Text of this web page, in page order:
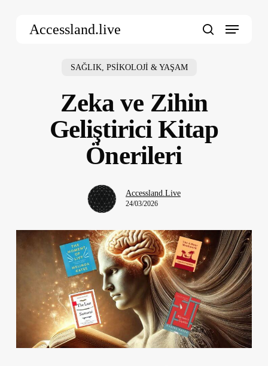
Accessland.live Menu
SAĞLIK, PSİKOLOJİ & YAŞAM
Zeka ve Zihin
Geliştirici Kitap
Önerileri
Accessland.Live
24/03/2026